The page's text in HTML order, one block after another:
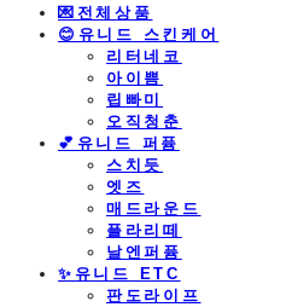
💌전체상품
😊유니드 스킨케어
리터네코
아이쁨
립빠미
오직청춘
💕유니드 퍼퓸
스치듯
엣즈
매드라운드
플라리떼
날엔퍼퓸
​✨유니드 ETC
판도라이프